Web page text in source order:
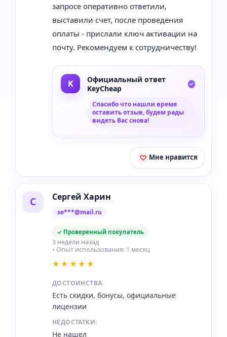
запросе оперативно ответили,
выставили счет, после проведения
оплаты - прислали ключ активации на
почту. Рекомендуем к сотрудничеству!
Официальный ответ
KeyCheap
Спасибо что нашли время
оставить отзыв, будем рады
видеть Вас снова!
Мне нравится
С Сергей Харин
se***@mail.ru
✓ Проверенный покупатель
3 недели назад
• Опыт использования: 1 месяц
★★★★★
ДОСТОИНСТВА:
Есть скидки, бонусы, официальные
лицензии
НЕДОСТАТКИ:
Не нашел